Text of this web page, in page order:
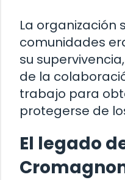
La organización
comunidades
su
de la
trabajo para
protegerse de
El legado